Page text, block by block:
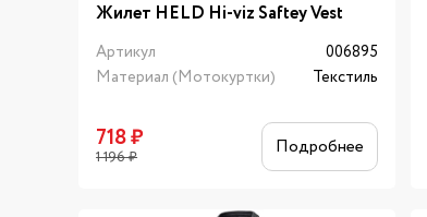
Жилет HELD Hi-viz Saftey Vest
Артикул
006895
Материал (Мотокуртки)
Текстиль
718₽
1 196₽ Подробнее